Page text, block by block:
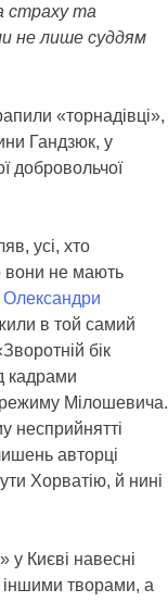
страху та
не лише суддям
«торнадівці»,
Гандзюк, у
добровольчої
усі, хто
вони не мають
Олександри
в той самий
бік
кадрами
режиму Мілошевича.
несприйнятті
авторці
Хорватію, й нині
у Києві навесні
іншими творами, а